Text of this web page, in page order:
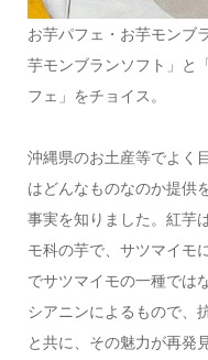
お芋パフェ・お芋モンブ
芋モンブランソフト」と
フェ」をチョイス。
沖縄県のお土産等でよく
はどんなものなのか提供
事実を知りました。紅芋
モ科の芋で、サツマイモ
でサツマイモの一種では
シアニンによるもので、
と共に、その魅力が再発